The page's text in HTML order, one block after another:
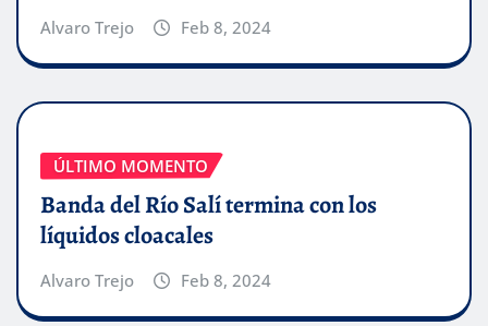
Alvaro Trejo Feb 8, 2024
ÚLTIMO MOMENTO
Banda del Río Salí termina con los
líquidos cloacales
Alvaro Trejo Feb 8, 2024